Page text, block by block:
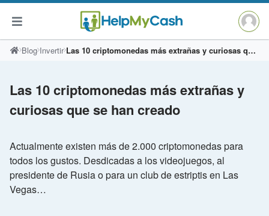
SaltarBlog Invertir Las 10 criptomonedas más extrañas y curiosas que se han creado
Las 10 criptomonedas más extrañas y
curiosas que se han creado
Actualmente existen más de 2.000 criptomonedas para
todos los gustos. Desdicadas a los videojuegos, al
presidente de Rusia o para un club de estriptis en Las
Vegas…